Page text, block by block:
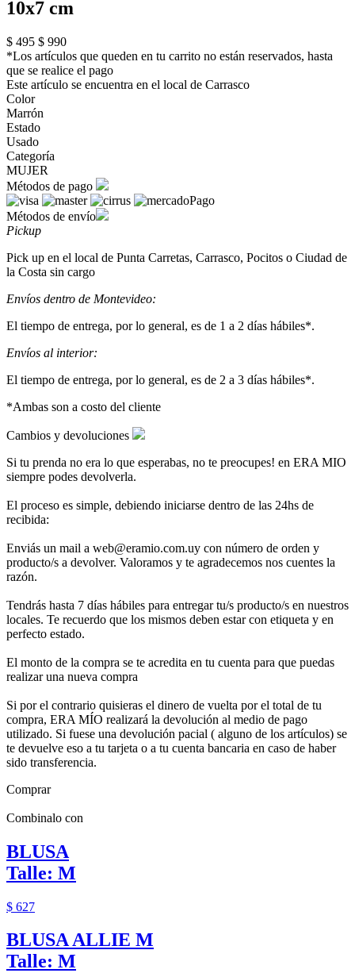
10x7 cm
$ 495 $ 990
*Los artículos que queden en tu carrito no están reservados, hasta
que se realice el pago
Este artículo se encuentra en el local de Carrasco
Color
Marrón
Estado
Usado
Categoría
MUJER
Métodos de pago
Métodos de envío
Pickup
Pick up en el local de Punta Carretas, Carrasco, Pocitos o Ciudad de
la Costa sin cargo
Envíos dentro de Montevideo:
El tiempo de entrega, por lo general, es de 1 a 2 días hábiles*.
Envíos al interior:
El tiempo de entrega, por lo general, es de 2 a 3 días hábiles*.
*Ambas son a costo del cliente
Cambios y devoluciones
Si tu prenda no era lo que esperabas, no te preocupes! en ERA MIO
siempre podes devolverla.
El proceso es simple, debiendo iniciarse dentro de las 24hs de
recibida:
Enviás un mail a web@eramio.com.uy con número de orden y
producto/s a devolver. Valoramos y te agradecemos nos cuentes la
razón.
Tendrás hasta 7 días hábiles para entregar tu/s producto/s en nuestros
locales. Te recuerdo que los mismos deben estar con etiqueta y en
perfecto estado.
El monto de la compra se te acredita en tu cuenta para que puedas
realizar una nueva compra
Si por el contrario quisieras el dinero de vuelta por el total de tu
compra, ERA MÍO realizará la devolución al medio de pago
utilizado. Si fuese una devolución pacial ( alguno de los artículos) se
te devuelve eso a tu tarjeta o a tu cuenta bancaria en caso de haber
sido transferencia.
Comprar
Combinalo con
BLUSA
Talle: M
$ 627
BLUSA ALLIE M
Talle: M